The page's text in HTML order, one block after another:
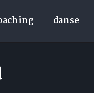
danse